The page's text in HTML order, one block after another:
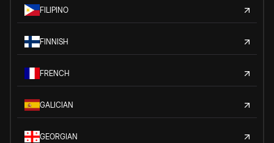
FILIPINO
FINNISH
FRENCH
GALICIAN
GEORGIAN